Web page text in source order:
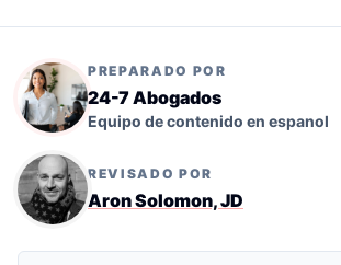
PREPARADO POR
24-7 Abogados
Equipo de contenido en espanol
REVISADO POR
Aron Solomon, JD